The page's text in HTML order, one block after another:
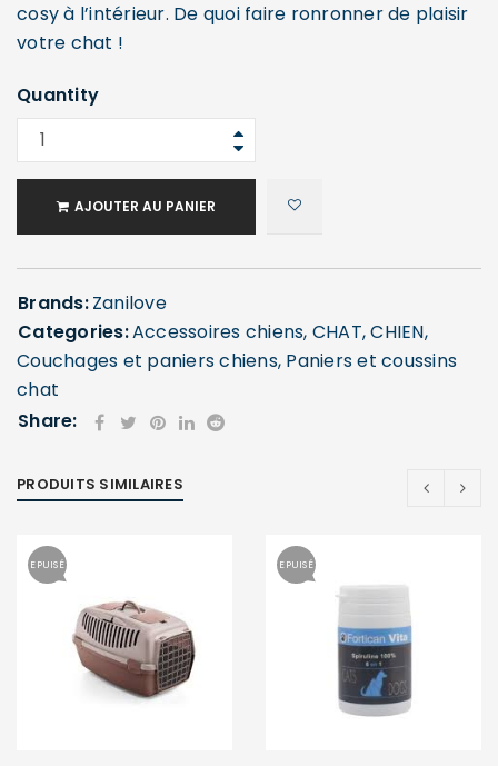
cosy à l’intérieur. De quoi faire ronronner de plaisir
votre chat !
Quantity
AJOUTER AU PANIER
Brands:Zanilove
Categories:Accessoires chiens, CHAT,CHIEN,
Couchages et paniers chiens, Paniers et coussins
chat
Share:
PRODUITS SIMILAIRES
EPUISÉ EPUISÉ